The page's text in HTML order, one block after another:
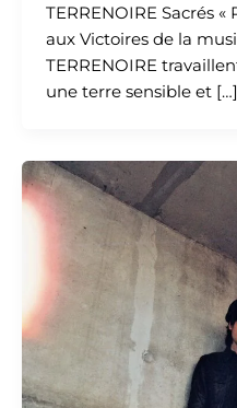
TERRENOIRE Sacrés «
aux Victoires de la
TERRENOIRE
une terre sensible et […]